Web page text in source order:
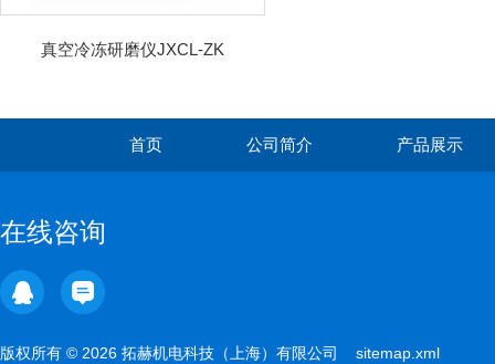
真空冷冻研磨仪JXCL-ZK
首页 公司简介 产品展示
在线咨询
版权所有 © 2026 拓赫机电科技（上海）有限公司 sitemap.xml